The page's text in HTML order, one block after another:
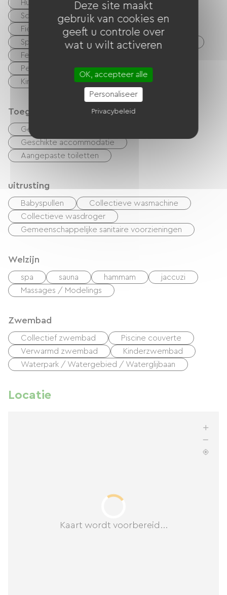
Huisdieren toegelaten
Vellen te huur
Schoonmaak met toeslag
TV verhuur
Fietsenverhuur
Entertainment kamer
Speelkamer
Vergaderzaal
Feestzaal
Permanente animator
Tieners Club
Kinderclub
Camperserviceplaats
Toegankelijkheid
Geschikte parkeerplaats
Geschikte accommodatie
Aangepaste toiletten
uitrusting
Babyspullen
Collectieve wasmachine
Collectieve wasdroger
Gemeenschappelijke sanitaire voorzieningen
Welzijn
spa sauna hammam
jaccuzi
Massages / Modelings
Zwembad
Collectief zwembad
Piscine couverte
Verwarmd zwembad
Kinderzwembad
Waterpark / Watergebied / Waterglijbaan
Locatie
Kaart wordt voorbereid...
Deze site maakt
gebruik van cookies en
geeft u controle over
wat u wilt activeren
OK, accepteer alle
Personaliseer
Privacybeleid